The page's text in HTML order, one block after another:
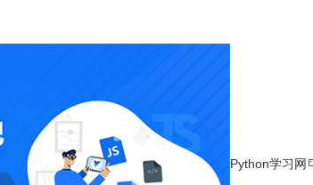
Python学习网